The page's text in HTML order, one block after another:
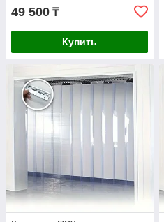
49 500 ₸
Купить